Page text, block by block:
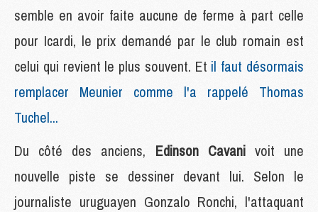
semble en avoir faite aucune de ferme à part celle
pour Icardi, le prix demandé par le club romain est
celui qui revient le plus souvent. Et il faut désormais
remplacer Meunier comme l'a rappelé Thomas
Tuchel...
Du côté des anciens, Edinson Cavani voit une
nouvelle piste se dessiner devant lui. Selon le
journaliste uruguayen Gonzalo Ronchi, l'attaquant